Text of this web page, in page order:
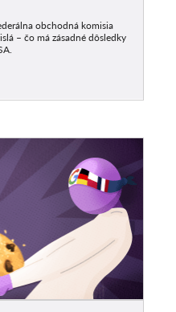
obchodná komisia
– čo má zásadné dôsledky